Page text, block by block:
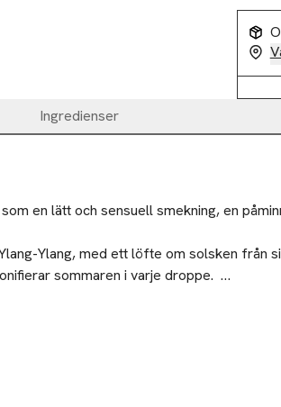
Ingredienser
en lätt och sensuell smekning, en
Ylang, med ett löfte om solsken från
sommaren i varje droppe.
strålar på varm, gyllene hud.
Gardenia